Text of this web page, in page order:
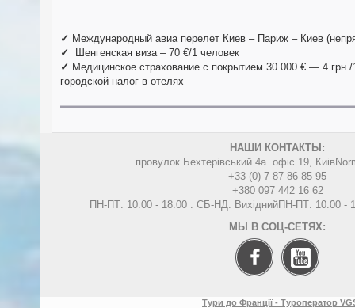
✓ Международный авиа перелет Киев – Париж – Киев
✓
Шенгенская виза – 70 €/1 человек
✓ Медицинское страхование с покрытием 30 000 € — 4 грн./
городской налог в отелях
НАШИ КОНТАКТЫ:
провулок Бехтерівський 4а. офіс 19, Киів
+33 (0) 7 87 86 85 95
+380 097 442 16 62
ПН-ПТ: 10:00 - 18.00 . СБ-НД: ВихіднийПН-ПТ: 10:00 -
МЫ В СОЦ-СЕТЯХ:
Тури до Франції - Туроператор